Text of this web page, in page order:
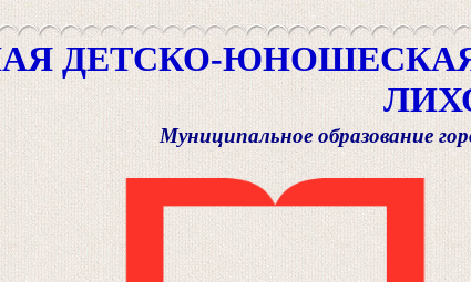
ДЕТСКО-
Муниципальное образование